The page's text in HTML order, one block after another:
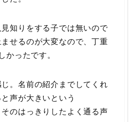
知りをする子では無いので
せるのが大変なので、丁重
ったです。
。名前の紹介までしてくれ
声が大きいという
のはっきりしたよく通る声